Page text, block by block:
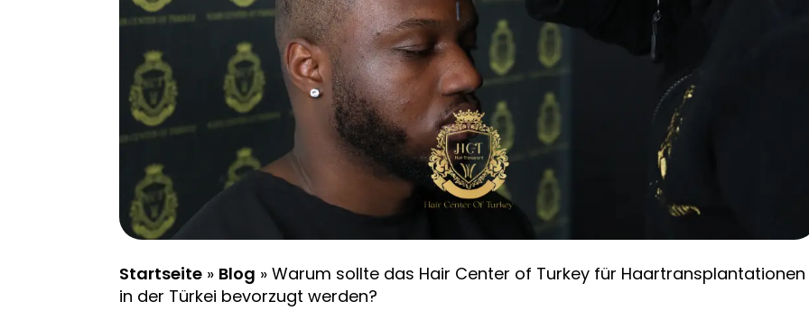
Startseite » Blog » Warum sollte das Hair Center of Turkey für Haartransplantationen
in der Türkei bevorzugt werden?